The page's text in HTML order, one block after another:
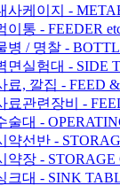
사케이지 -
이통 - FEEDER
병 / 명찰 -
면실험대 - SIDE
료, 깔집 - FEED
료관련장비 -
술대 -
약선반 -
약장 -
크대 - SINK